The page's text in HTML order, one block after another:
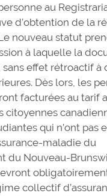
au
d’obtention de la
nouveau statut
à laquelle la
effet rétroactif à
Dès lors, les
facturées au tarif
citoyennes
qui n’ont pas
maladie du
du Nouveau-
collectif